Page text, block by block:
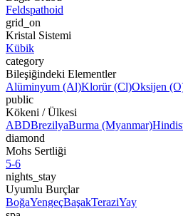
Feldspathoid
grid_on
Kristal Sistemi
Kübik
category
Bileşiğindeki Elementler
Alüminyum (Al)Klorür (Cl)Oksijen
public
Kökeni / Ülkesi
ABDBrezilyaBurma (Myanmar)
diamond
Mohs Sertliği
5-6
nights_stay
Uyumlu Burçlar
BoğaYengeçBaşakTeraziYay